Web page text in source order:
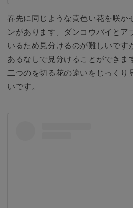
春先に同じような黄色い花を咲か
ンがあります。ダンコウバイとア
いるため見分けるのが難しいです
あるなしで見分けることができま
二つのを切る花の違いをじっくり
いです。